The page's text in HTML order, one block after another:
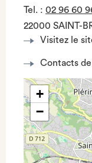
Tel. : 02 96 60
22000 SAINT-
Visitez le
Contacts
+
−